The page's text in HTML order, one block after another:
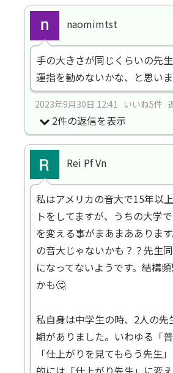
naomimtst
手の大きさが同じくらいの先
運指を勧めないかな、と思いま
2023年9月30日 12:41 いいね5件
2件の返信を表示
Rei Pf Vn
私はアメリカの音大で15年以
トをしてますが、うちの大学
を変える事がまあまあありま
の音大じゃないかも？？先生
になってないようです。結構
かも🤔
私自身は中学生の時、2人の先
期がありました。いわゆる「
「仕上がりを見てもらう先生